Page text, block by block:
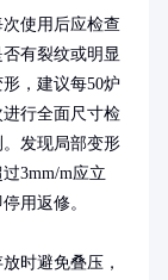
次使用后应检查
否有裂纹或明显
形，建议每50炉
进行全面尺寸检
。发现局部变形
过3mm/m应立
停用返修。
时避免叠压，